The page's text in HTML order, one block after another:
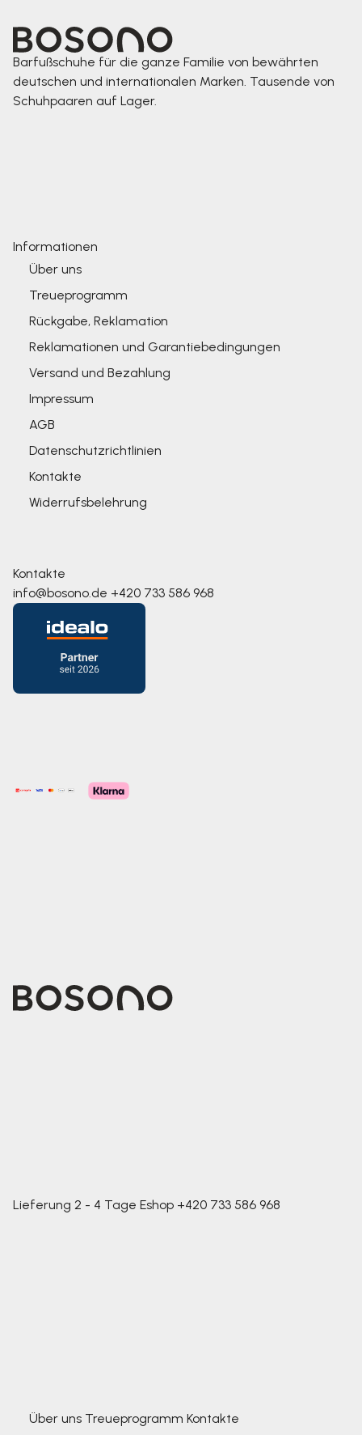
Barfußschuhe für die ganze Familie von bewährten
deutschen und internationalen Marken. Tausende von
Schuhpaaren auf Lager.
Informationen
Über uns
Treueprogramm
Rückgabe, Reklamation
Reklamationen und Garantiebedingungen
Versand und Bezahlung
Impressum
AGB
Datenschutzrichtlinien
Kontakte
Widerrufsbelehrung
Kontakte
info@bosono.de +420 733 586 968
Lieferung 2 - 4 Tage Eshop +420 733 586 968
Über uns Treueprogramm Kontakte